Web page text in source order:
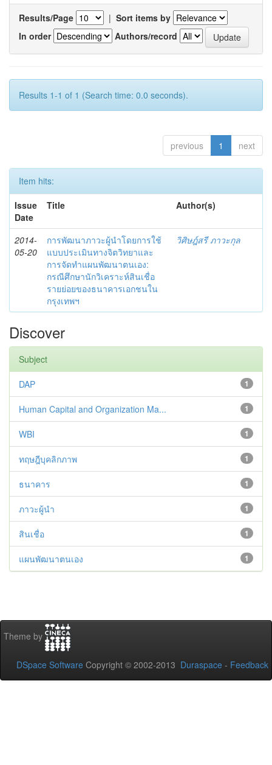
Results/Page | Sort items by
In order
Authors/record
Results 1-1 of 1 (Search time: 0.0 seconds).
previous 1 next
Item hits:
Issue
Date
Title Author(s)
2014-
05-20
การพัฒนาภาวะผู้นำโดยการใช้
แบบประเมินทางจิตวิทยาและ
การจัดทำแผนพัฒนาตนเอง:
กรณีศึกษานักวิเคราะห์สินเชื่อ
รายย่อยของธนาคารเอกชนใน
กรุงเทพฯ
วิศิษฎ์สรี ภาวะกุล
Discover
Subject
1
DAP
1
Human Capital and Organization Ma...
1
WBI
1
ทฤษฎีบุคลิกภาพ
1
ธนาคาร
1
ภาวะผู้นำ
1
สินเชื่อ
1
แผนพัฒนาตนเอง
Theme by
DSpace Software Copyright © 2002-2013 Duraspace - Feedback